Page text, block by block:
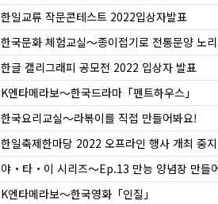
한일교류 작문콘테스트 2022입상자발표
한국문화 체험교실〜종이접기로 전통문양 노
한글 캘리그래피 공모전 2022 입상자 발표
K엔타메라보～한국드라마「펜트하우스」
한국요리교실〜라볶이를 직접 만들어봐요!
한일축제한마당 2022 오프라인 행사 개최 중
야・타・이 시리즈〜Ep.13 만능 양념장 만들
K엔타메라보～한국영화「인질」